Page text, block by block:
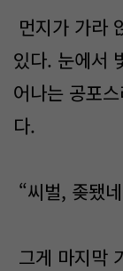
먼지가 가라
있다. 눈에서
어나는 공포
다.
“씨벌, 좆됐
그게 마지막